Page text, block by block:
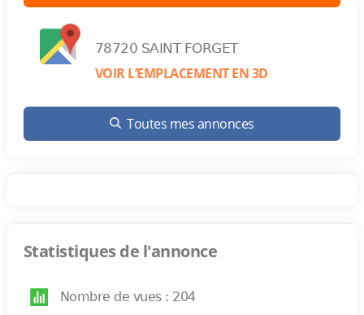
78720 SAINT FORGET
VOIR L’EMPLACEMENT EN 3D
Toutes mes annonces
Statistiques de l'annonce
Nombre de vues : 204